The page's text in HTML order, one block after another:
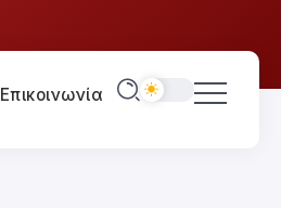
Επικοινωνία